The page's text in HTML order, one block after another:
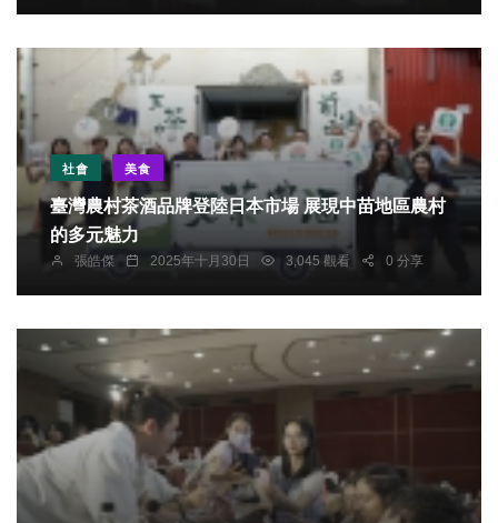
求委辦單位解職
社會 美食
臺灣農村茶酒品牌登陸日本市場 展現中苗地區農村
的多元魅力
張皓傑 2025年十月30日 3,045 觀看 0 分享